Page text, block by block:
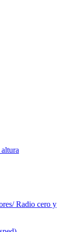
Radio cero y